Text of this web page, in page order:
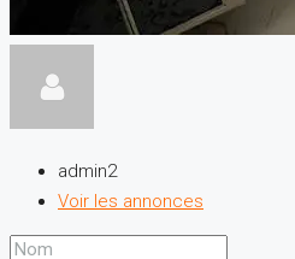
admin2
Voir les annonces